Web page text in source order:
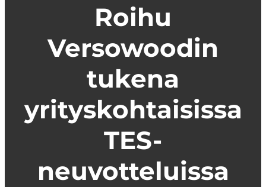
Roihu
Versowoodin
tukena
yrityskohtaisissa
TES-
neuvotteluissa